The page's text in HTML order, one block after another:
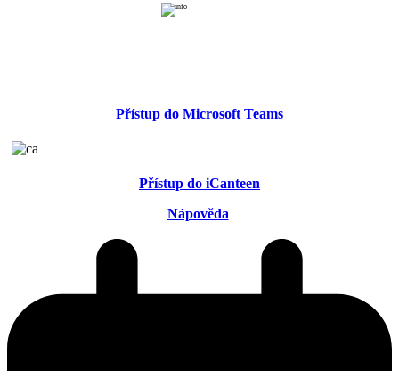
Přístup do Microsoft Teams
Přístup do iCanteen
Nápověda